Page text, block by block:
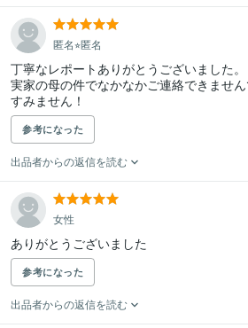
匿名⭐︎匿名
丁寧なレポートありがとうございました。
実家の母の件でなかなかご連絡できません
すみません！
参考になった
出品者からの返信を読む
女性
ありがとうございました
参考になった
出品者からの返信を読む